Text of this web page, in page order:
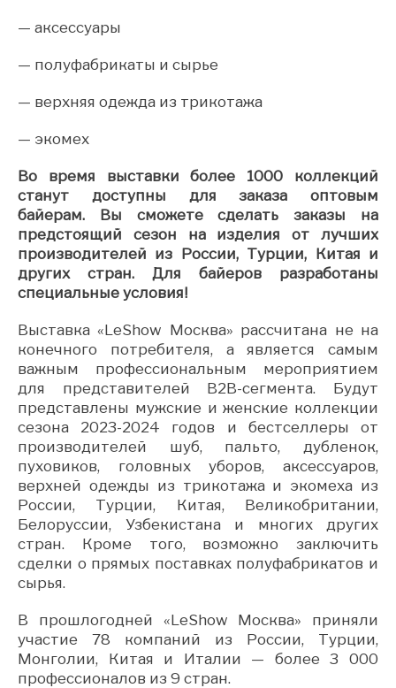
— аксессуары
— полуфабрикаты и сырье
— верхняя одежда из трикотажа
— экомех
Во время выставки более 1000 коллекций
станут доступны для заказа оптовым
байерам. Вы сможете сделать заказы на
предстоящий сезон на изделия от лучших
производителей из России, Турции, Китая и
других стран. Для байеров разработаны
специальные условия!
Выставка «LeShow Москва» рассчитана не на
конечного потребителя, а является самым
важным профессиональным мероприятием
для представителей B2B-сегмента. Будут
представлены мужские и женские коллекции
сезона 2023-2024 годов и бестселлеры от
производителей шуб, пальто, дубленок,
пуховиков, головных уборов, аксессуаров,
верхней одежды из трикотажа и экомеха из
России, Турции, Китая, Великобритании,
Белоруссии, Узбекистана и многих других
стран. Кроме того, возможно заключить
сделки о прямых поставках полуфабрикатов и
сырья.
В прошлогодней «LeShow Москва» приняли
участие 78 компаний из России, Турции,
Монголии, Китая и Италии — более 3 000
профессионалов из 9 стран.